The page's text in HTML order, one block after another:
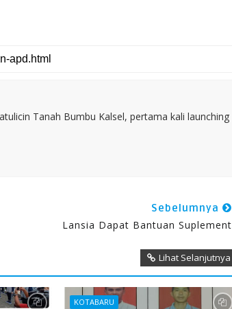
Tanah Bumbu Kalsel, pertama kali launching
Sebelumnya
Lansia Dapat Bantuan Suplement
Lihat Selanjutnya
KOTABARU